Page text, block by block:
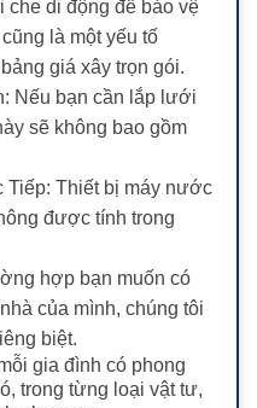
che di động để bảo vệ
là một yếu tố
giá xây trọn gói.
Nếu bạn cần lắp lưới
sẽ không bao gồm
Tiếp: Thiết bị máy nước
được tính trong
hợp bạn muốn có
của mình, chúng tôi
biệt.
gia đình có phong
trong từng loại vật tư,